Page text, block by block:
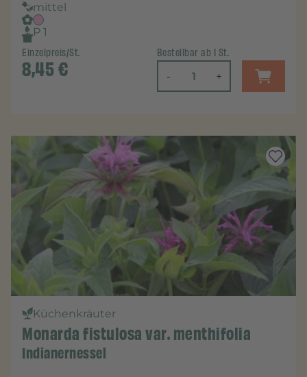
mittel
P 1
Einzelpreis/St.
8,45€
Bestellbar ab 1 St.
- +
Küchenkräuter
Monarda fistulosa var. menthifolia
Indianernessel